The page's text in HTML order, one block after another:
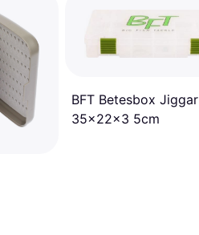
BFT Betesbox Jiggar
35x22x3 5cm